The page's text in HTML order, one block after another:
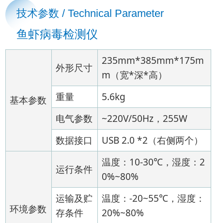
技术参数 / Technical Parameter
鱼虾病毒检测仪
基本参数
外形尺寸
235mm*385mm*175m
m（宽*深*高）
重量
5.6kg
电气参数
~220V/50Hz，255W
数据接口
USB 2.0 *2（右侧两个）
环境参数
运行条件
温度：10-30℃，湿度：2
0%~80%
运输及贮
存条件
温度：-20~55℃，湿度：
20%~80%